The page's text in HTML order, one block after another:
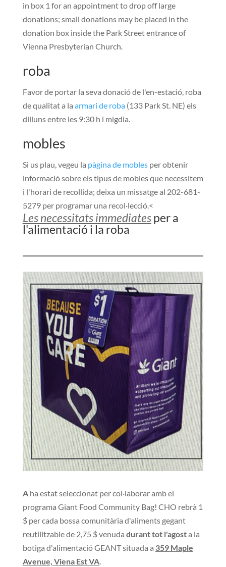
in box 1 for an appointment to drop off large
donations; small donations may be placed in the
donation box inside the Park Street entrance of
Vienna Presbyterian Church.
roba
Favor de portar la seva donació de l'en-estació, roba
de qualitat a la armari de roba(133 Park St. NE) els
dilluns entre les 9:30 h i migdia.
mobles
Si us plau, vegeu la pàgina de moblesper obtenir
informació sobre els tipus de mobles que necessitem
i l'horari de recollida; deixa un missatge al 202-681-
5279 per programar una recol·lecció.<
Les necessitats immediatesper a
l'alimentació i la roba
A ha estat seleccionat per col·laborar amb el
programa Giant Food Community Bag! CHO rebrà 1
$ per cada bossa comunitària d'aliments gegant
reutilitzable de 2,75 $ venuda durant tot l'agosta la
botiga d'alimentació GEANT situada a 359 Maple
Avenue, Viena Est VA.